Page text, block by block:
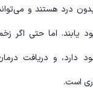
درد هستند و
بهبود یابند. اما حتی
دارد، و دریافت
است.